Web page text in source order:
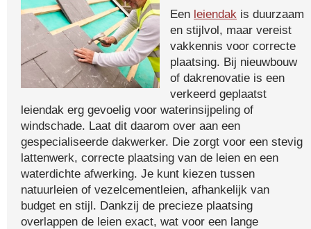
Een leiendak is duurzaam
en stijlvol, maar vereist
vakkennis voor correcte
plaatsing. Bij nieuwbouw
of dakrenovatie is een
verkeerd geplaatst
leiendak erg gevoelig voor waterinsijpeling of
windschade. Laat dit daarom over aan een
gespecialiseerde dakwerker. Die zorgt voor een stevig
lattenwerk, correcte plaatsing van de leien en een
waterdichte afwerking. Je kunt kiezen tussen
natuurleien of vezelcementleien, afhankelijk van
budget en stijl. Dankzij de precieze plaatsing
overlappen de leien exact, wat voor een lange